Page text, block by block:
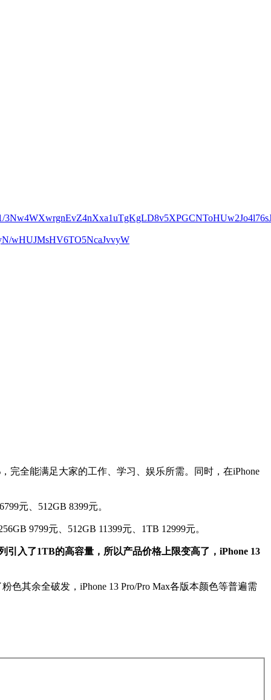
wHUJMsHV6TO5NcaJvvyW
完全能满足大家的工作、学习、娱乐所需。同时，在iPhone
元、512GB 8399元。
9799元、512GB 11399元、1TB 12999元。
引入了1TB的高容量，所以产品价格上限变高了，iPhone 13
色其余全破发，iPhone 13 Pro/Pro Max各版本颜色等普遍需